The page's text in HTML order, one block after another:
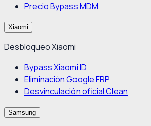
Precio Bypass MDM
Xiaomi
Desbloqueo Xiaomi
Bypass Xiaomi ID
Eliminación Google FRP
Desvinculación oficial Clean
Samsung